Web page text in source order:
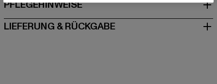
PFLEGEHINWEISE
LIEFERUNG & RÜCKGABE